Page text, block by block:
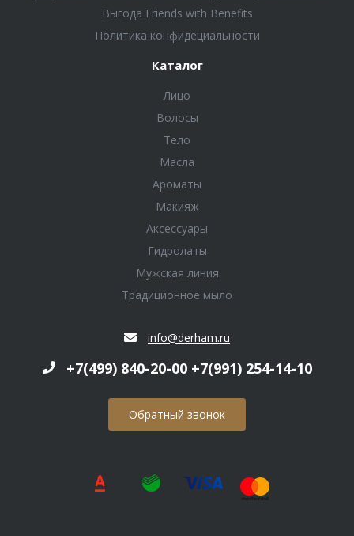
Выгода Friends with Benefits
Политика конфидециальности
Каталог
Лицо
Волосы
Тело
Масла
Ароматы
Макияж
Аксессуары
Гидролаты
Мужская линия
Традиционное мыло
info@derham.ru
+7(499) 840-20-00 +7(991) 254-14-10
Обратный звонок